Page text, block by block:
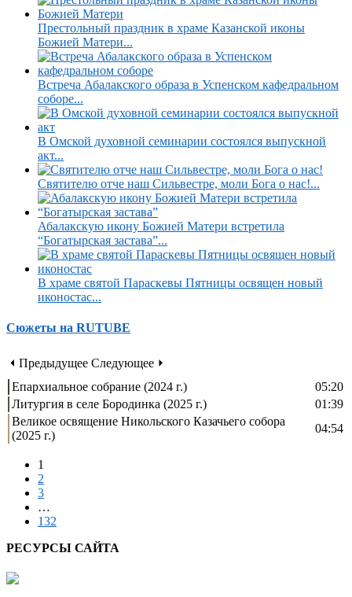
Престольный праздник в храме Казанской иконы
Божией Матери...
Встреча Абалакского образа в Успенском кафедральном
соборе...
В Омской духовной семинарии состоялся выпускной
акт...
Святителю отче наш Сильвестре, моли Бога о нас!...
Абалакскую икону Божией Матери встретила
“Богатырская застава”...
В храме святой Параскевы Пятницы освящен новый
иконостас...
Сюжеты на RUTUBE
⏴ Предыдущее Следующее ⏵
Епархиальное собрание (2024 г.)
05:20
Литургия в селе Бородинка (2025 г.)
01:39
Великое освящение Никольского Казачьего собора
(2025 г.)
04:54
1
2
3
…
132
РЕСУРСЫ САЙТА